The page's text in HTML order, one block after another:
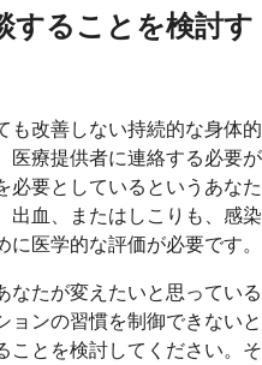
することを検討す
も改善しない持続的な身体的
医療提供者に連絡する必要が
必要としているというあなた
出血、またはしこりも、感染
医学的な評価が必要です。
なたが変えたいと思っている
ョンの習慣を制御できないと
ことを検討してください。そ